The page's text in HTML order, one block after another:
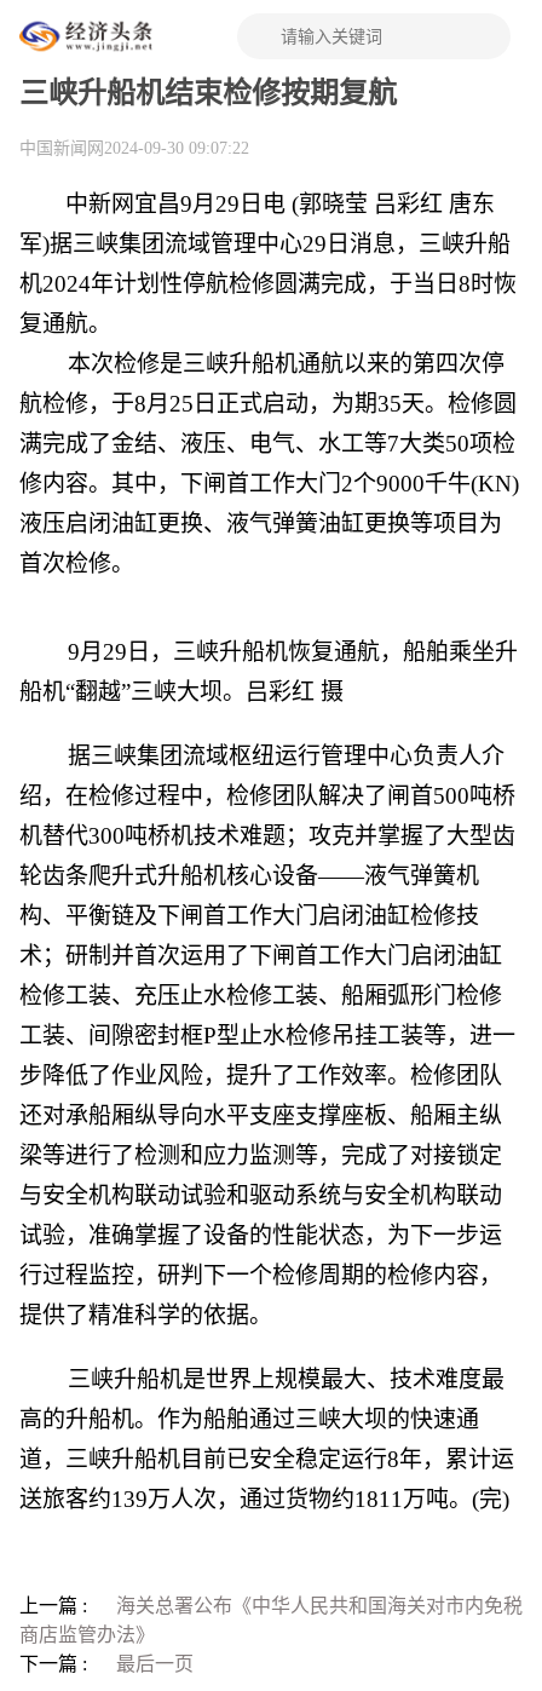
三峡升船机结束检修按期复航
2024-09-30 09:07:22
中国新闻网
中新网宜昌9月29日电 (郭晓莹 吕彩红 唐东
军)据三峡集团流域管理中心29日消息，三峡升船
机2024年计划性停航检修圆满完成，于当日8时恢
复通航。
本次检修是三峡升船机通航以来的第四次停
航检修，于8月25日正式启动，为期35天。检修圆
满完成了金结、液压、电气、水工等7大类50项检
修内容。其中，下闸首工作大门2个9000千牛(KN)
液压启闭油缸更换、液气弹簧油缸更换等项目为
首次检修。
9月29日，三峡升船机恢复通航，船舶乘坐升
船机“翻越”三峡大坝。吕彩红 摄
据三峡集团流域枢纽运行管理中心负责人介
绍，在检修过程中，检修团队解决了闸首500吨桥
机替代300吨桥机技术难题；攻克并掌握了大型齿
轮齿条爬升式升船机核心设备——液气弹簧机
构、平衡链及下闸首工作大门启闭油缸检修技
术；研制并首次运用了下闸首工作大门启闭油缸
检修工装、充压止水检修工装、船厢弧形门检修
工装、间隙密封框P型止水检修吊挂工装等，进一
步降低了作业风险，提升了工作效率。检修团队
还对承船厢纵导向水平支座支撑座板、船厢主纵
梁等进行了检测和应力监测等，完成了对接锁定
与安全机构联动试验和驱动系统与安全机构联动
试验，准确掌握了设备的性能状态，为下一步运
行过程监控，研判下一个检修周期的检修内容，
提供了精准科学的依据。
三峡升船机是世界上规模最大、技术难度最
高的升船机。作为船舶通过三峡大坝的快速通
道，三峡升船机目前已安全稳定运行8年，累计运
送旅客约139万人次，通过货物约1811万吨。(完)
上一篇 :
海关总署公布《中华人民共和国海关对市内免税
商店监管办法》
下一篇 :
最后一页